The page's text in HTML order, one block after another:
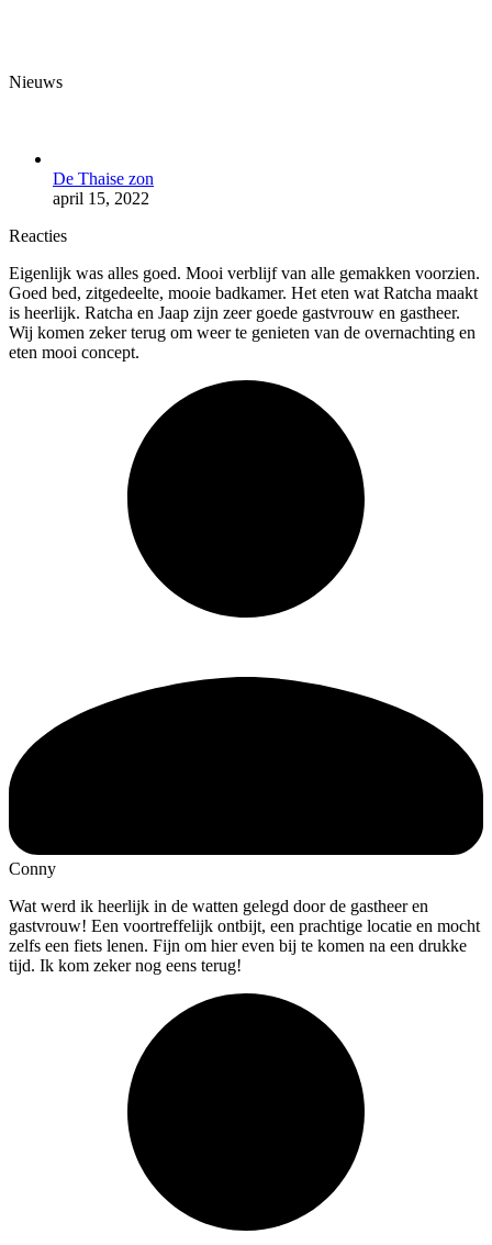
Nieuws
De Thaise zon
april 15, 2022
Reacties
Eigenlijk was alles goed. Mooi verblijf van alle gemakken voorzien.
Goed bed, zitgedeelte, mooie badkamer. Het eten wat Ratcha maakt
is heerlijk. Ratcha en Jaap zijn zeer goede gastvrouw en gastheer.
Wij komen zeker terug om weer te genieten van de overnachting en
eten mooi concept.
Conny
Wat werd ik heerlijk in de watten gelegd door de gastheer en
gastvrouw! Een voortreffelijk ontbijt, een prachtige locatie en mocht
zelfs een fiets lenen. Fijn om hier even bij te komen na een drukke
tijd. Ik kom zeker nog eens terug!